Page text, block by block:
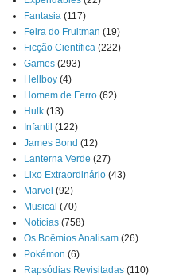
Fantasia (117)
Feira do Fruitman (19)
Ficção Científica (222)
Games (293)
Hellboy (4)
Homem de Ferro (62)
Hulk (13)
Infantil (122)
James Bond (12)
Lanterna Verde (27)
Lixo Extraordinário (43)
Marvel (92)
Musical (70)
Notícias (758)
Os Boêmios Analisam (26)
Pokémon (6)
Rapsódias Revisitadas (110)